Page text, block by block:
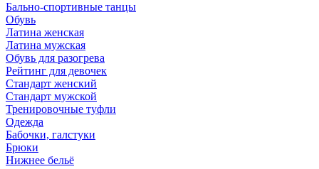
Бально-спортивные танцы
Обувь
Латина женская
Латина мужская
Обувь для разогрева
Рейтинг для девочек
Стандарт женский
Стандарт мужской
Тренировочные туфли
Одежда
Бабочки, галстуки
Брюки
Нижнее бельё